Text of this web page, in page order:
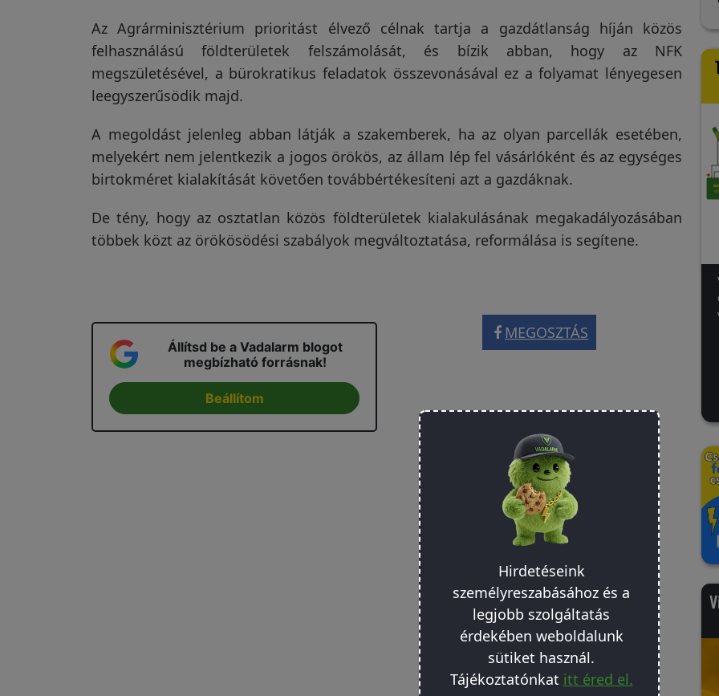
Regisztráció/Belépés
Az Agrárminisztérium prioritást élvező célnak tartja a gazdátlanság híján közös
felhasználású földterületek felszámolását, és bízik abban, hogy az NFK
megszületésével, a bürokratikus feladatok összevonásával ez a folyamat lényegesen
leegyszerűsödik majd.
A megoldást jelenleg abban látják a szakemberek, ha az olyan parcellák esetében,
melyekért nem jelentkezik a jogos örökös, az állam lép fel vásárlóként és az egységes
birtokméret kialakítását követően továbbértékesíteni azt a gazdáknak.
De tény, hogy az osztatlan közös földterületek kialakulásának megakadályozásában
többek közt az örökösödési szabályok megváltoztatása, reformálása is segítene.
Állítsd be a Vadalarm blogot
megbízható forrásnak!
Beállítom
MEGOSZTÁS
a földet. A működés
megindulását követő néhány
nap multán a vakond békén
hagyta a magaságyásainkat.
anyagon, így nem sok
esélyem volt. Szerencsére
találtam egy rést, erre
irányítottam a készüléket.
nap után pedig megszünt a
hívatlan látogatók
zajongása, végre nem telnek
az éjszakáim lambéria
kopogtató közjátékokkal.
Hirdetéseink
személyreszabásához és a
legjobb szolgáltatás
érdekében weboldalunk
sütiket használ.
Tájékoztatónkat itt éred el.